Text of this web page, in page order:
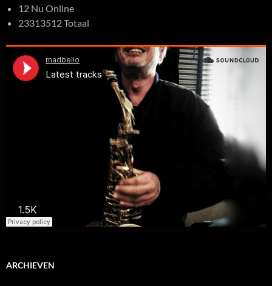
12 Nu Online
23313512 Totaal
ARCHIEVEN